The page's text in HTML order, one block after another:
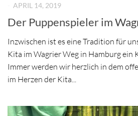
APRIL 14, 2019
Der Puppenspieler im
Inzwischen ist es eine Tradition für
Kita im Wagrier Weg in Hamburg ein
Immer werden wir herzlich in dem
im Herzen der Kita...